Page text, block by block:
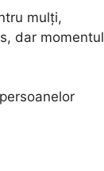
mulți,
dar momentul